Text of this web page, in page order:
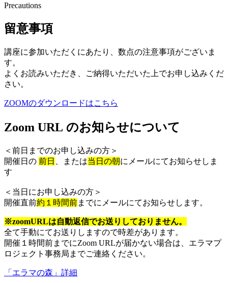
Precautions
留意事項
講座に参加いただくにあたり、数点の注意事項がございま
す。
よくお読みいただき、ご納得いただいた上でお申し込みくだ
さい。
ZOOMのダウンロードはこちら
Zoom URL のお知らせについて
＜前日までのお申し込みの方＞
開催日の 前日 、または当日の朝にメールにてお知らせしま
す
＜当日にお申し込みの方＞
開催直前約１時間前までにメールにてお知らせします。
※zoomURLは自動返信でお送りしておりません。
全て手動にてお送りしますので時差があります。
開催１時間前までにZoom URLが届かない場合は、エラマプ
ロジェクト事務局までご連絡ください。
「エラマの森」詳細